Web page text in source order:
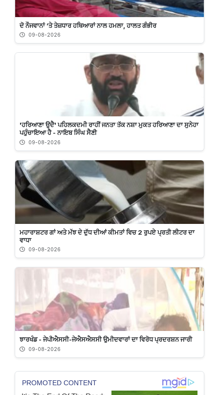
ਦੋ ਨੌਜਵਾਨਾਂ ’ਤੇ ਤੇਜ਼ਧਾਰ ਹਥਿਆਰਾਂ ਨਾਲ ਹਮਲਾ, ਹਾਲਤ ਗੰਭੀਰ
09-08-2026
'ਹਰਿਆਣਾ ਉਦੈ' ਪਹਿਲਕਦਮੀ ਰਾਹੀਂ ਜਨਤਾ ਤੱਕ ਨਸ਼ਾ ਮੁਕਤ ਹਰਿਆਣਾ ਦਾ ਸੁਨੇਹਾ
ਪਹੁੰਚਾਇਆ ਹੈ - ਨਾਇਬ ਸਿੰਘ ਸੈਣੀ
09-08-2026
ਮਹਾਰਾਸ਼ਟਰ ਗਾਂ ਅਤੇ ਮੱਝ ਦੇ ਦੁੱਧ ਦੀਆਂ ਕੀਮਤਾਂ ਵਿਚ 2 ਰੁਪਏ ਪ੍ਰਤੀ ਲੀਟਰ ਦਾ
ਵਾਧਾ
09-08-2026
ਝਾਰਖੰਡ - ਜੇਪੀਐਸਸੀ-ਜੇਐਸਐਸਸੀ ਉਮੀਦਵਾਰਾਂ ਦਾ ਵਿਰੋਧ ਪ੍ਰਦਰਸ਼ਨ ਜਾਰੀ
09-08-2026